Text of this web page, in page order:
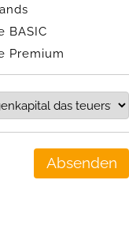
BASIC
Premium